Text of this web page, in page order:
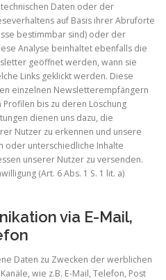
Daten oder der
auf Basis ihrer Abruforte
bestimmbar sind) oder der
Analyse beinhaltet ebenfalls die
geöffnet werden, wann sie
Links geklickt werden. Diese
einzelnen Newsletterempfängern
bis zu deren Löschung
dienen uns dazu, die
Nutzer zu erkennen und unsere
oder unterschiedliche Inhalte
unserer Nutzer zu versenden.
(Art. 6 Abs. 1 S. 1 lit. a)
via E-Mail,
Daten zu Zwecken der werblichen
wie z.B. E-Mail, Telefon, Post